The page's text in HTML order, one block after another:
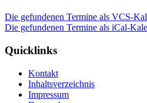
Die gefundenen Termine als VCS-
Die gefundenen Termine als iCal-
Quicklinks
Kontakt
Inhaltsverzeichnis
Impressum